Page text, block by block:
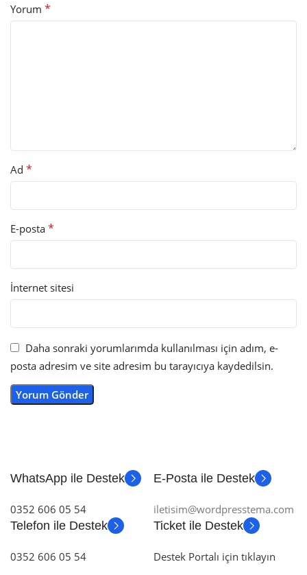
Yorum *
Ad *
E-posta *
İnternet sitesi
Daha sonraki yorumlarımda kullanılması için adım, e-
posta adresim ve site adresim bu tarayıcıya kaydedilsin.
WhatsApp ile Destek
0352 606 05 54
E-Posta ile Destek
iletisim@wordpresstema.com
Telefon ile Destek
0352 606 05 54
Ticket ile Destek
Destek Portalı için tıklayın